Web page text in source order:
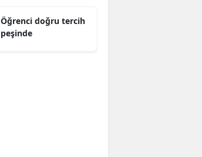
Öğrenci doğru tercih
peşinde